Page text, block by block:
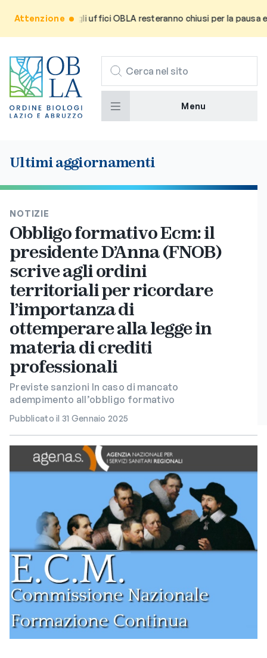
Attenzione
l’utenza che gli uffici OBLA resteranno chiusi per la pausa
CERCA
Menu
Ultimi aggiornamenti
NOTIZIE
Obbligo formativo Ecm: il
presidente D’Anna (FNOB)
scrive agli ordini
territoriali per ricordare
l’importanza di
ottemperare alla legge in
materia di crediti
professionali
Previste sanzioni In caso di mancato
adempimento all’obbligo formativo
Pubblicato il 31 Gennaio 2025